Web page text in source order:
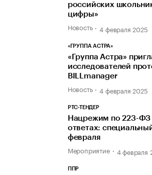
российских
цифры»
Новость 4 февраля 2025
«ГРУППА АСТРА»
«Группа Астра»
исследователей
BILLmanager
Новость 4 февраля 2025
РТС-ТЕНДЕР
Нацрежим по 223-ФЗ
ответах:
февраля
Мероприятие 4 февраля
ППР